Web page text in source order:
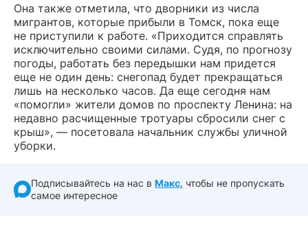
Она также отметила, что дворники из числа
мигрантов, которые прибыли в Томск, пока еще
не приступили к работе. «Приходится справлять
исключительно своими силами. Судя, по прогнозу
погоды, работать без передышки нам придется
еще не один день: снегопад будет прекращаться
лишь на несколько часов. Да еще сегодня нам
«помогли» жители домов по проспекту Ленина: на
недавно расчищенные тротуары сбросили снег с
крыш», — посетовала начальник службы уличной
уборки.
Подписывайтесь на нас в Макс, чтобы не пропускать
самое интересное